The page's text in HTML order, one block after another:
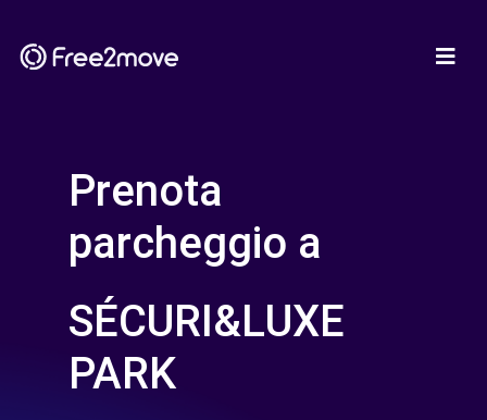
Prenota
parcheggio a
SÉCURI&LUXE
PARK